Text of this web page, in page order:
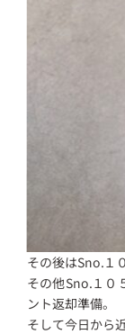
その後はSno.１
その他Sno.１０
ント返却準備。
そして今日から